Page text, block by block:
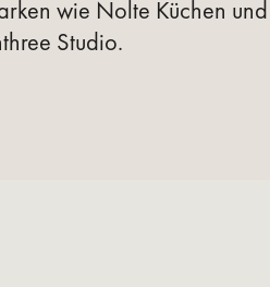
wie Nolte Küchen und
Studio.